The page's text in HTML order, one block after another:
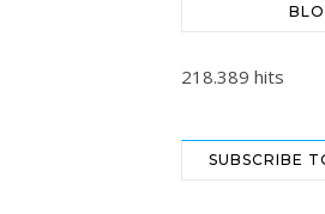
218.389 hits
SUBSCRIBE